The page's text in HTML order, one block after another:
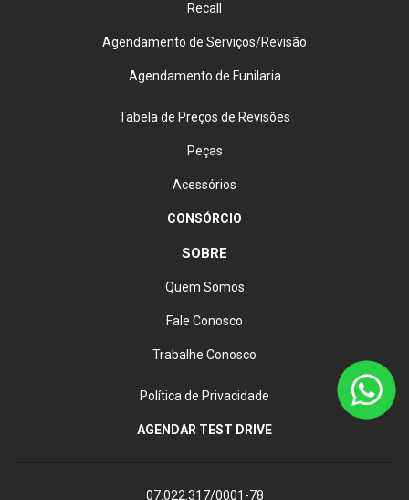
Recall
Agendamento de Serviços/Revisão
Agendamento de Funilaria
Tabela de Preços de Revisões
Peças
Acessórios
CONSÓRCIO
SOBRE
Quem Somos
Fale Conosco
Trabalhe Conosco
Política de Privacidade
AGENDAR TEST DRIVE
07.022.317/0001-78